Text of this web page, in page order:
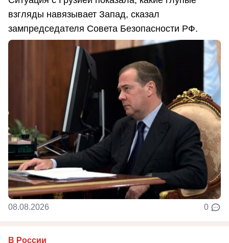
взгляды навязывает Запад, сказал
зампредседателя Совета Безопасности РФ.
08.08.2026 0
В России